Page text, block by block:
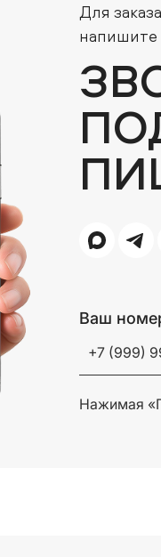
Для
напишите
Ваш
Нажимая